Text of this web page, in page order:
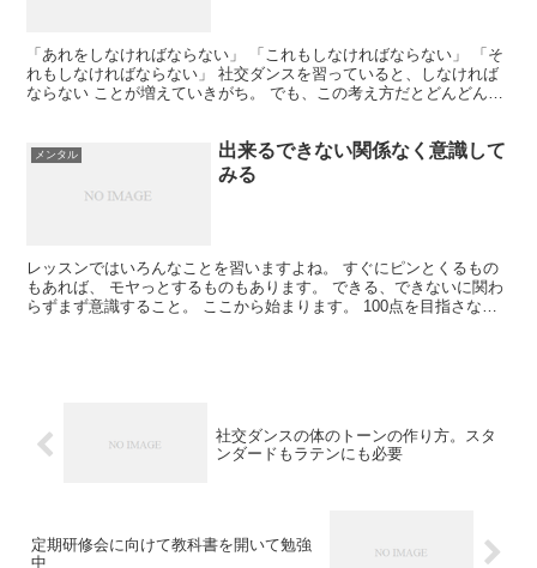
「あれをしなければならない」 「これもしなければならない」 「そ
れもしなければならない」 社交ダンスを習っていると、しなければ
ならない ことが増えていきがち。 でも、この考え方だとどんどん自
メンタル
出来るできない関係なく意識して
みる
レッスンではいろんなことを習いますよね。 すぐにピンとくるもの
もあれば、 モヤっとするものもあります。 できる、できないに関わ
らずまず意識すること。 ここから始まります。 100点を目指さなく
社交ダンスの体のトーンの作り方。スタ
ンダードもラテンにも必要
定期研修会に向けて教科書を開いて勉強
中